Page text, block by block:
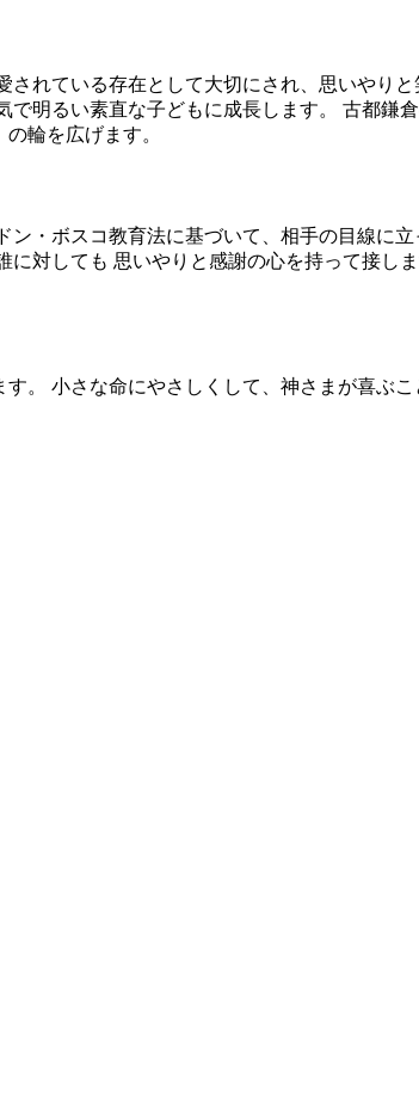
れている存在として大切にされ、思いやり
明るい素直な子どもに成長します。 古都鎌
輪を広げます。
・ボスコ教育法に基づいて、相手の目線に
対しても 思いやりと感謝の心を持って接し
。 小さな命にやさしくして、神さまが喜ぶ